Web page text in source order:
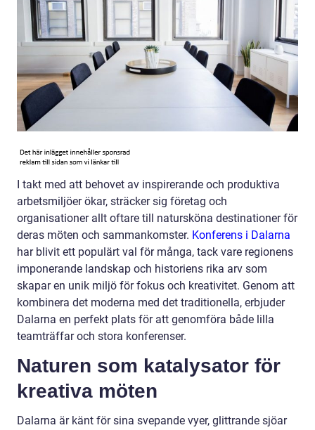
I takt med att behovet av inspirerande och produktiva
arbetsmiljöer ökar, sträcker sig företag och
organisationer allt oftare till natursköna destinationer för
deras möten och sammankomster. Konferens i Dalarna
har blivit ett populärt val för många, tack vare regionens
imponerande landskap och historiens rika arv som
skapar en unik miljö för fokus och kreativitet. Genom att
kombinera det moderna med det traditionella, erbjuder
Dalarna en perfekt plats för att genomföra både lilla
teamträffar och stora konferenser.
Naturen som katalysator för
kreativa möten
Dalarna är känt för sina svepande vyer, glittrande sjöar